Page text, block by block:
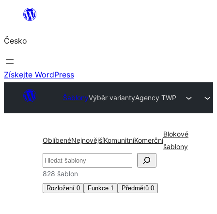
Přeskočit
obsah
Česko
Získejte WordPress
ŠablonyVýběr variantyAgency TWP
OblíbenéNejnovějšíKomunitníKomerční
Blokové
šablony
Hledat
828 šablon
Rozložení 0 Funkce 1 Předmětů 0